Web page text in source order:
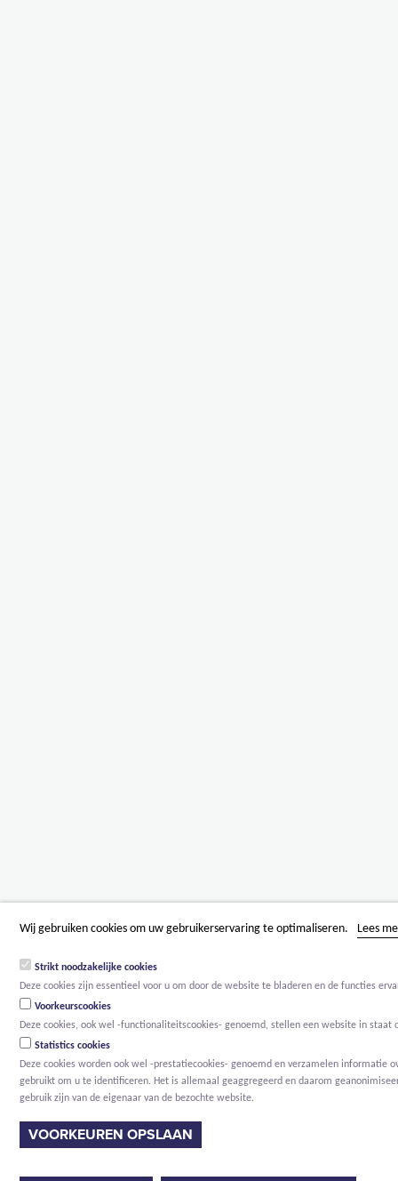
Wij gebruiken cookies om uw gebruikerservaring te optimaliseren. Lees
Strikt noodzakelijke cookies
Deze cookies zijn essentieel voor u om door de website te bladeren en de functies
Voorkeurscookies
Deze cookies, ook wel -functionaliteitscookies- genoemd, stellen een website in
Statistics cookies
Deze cookies worden ook wel -prestatiecookies- genoemd en verzamelen
gebruikt om u te identificeren. Het is allemaal geaggregeerd en daarom
gebruik zijn van de eigenaar van de bezochte website.
VOORKEUREN OPSLAAN